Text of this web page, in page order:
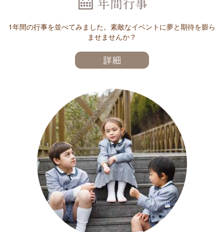
1年間の行事を並べてみました。素敵なイベントに夢と期待を膨ら
ませませんか？